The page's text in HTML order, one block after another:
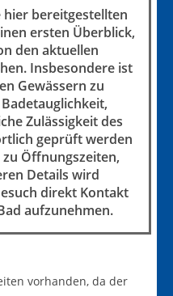
hier bereitgestellten
ersten Überblick,
den aktuellen
Insbesondere ist
Gewässern zu
Zulässigkeit des
geprüft werden
Öffnungszeiten,
Details wird
direkt Kontakt
aufzunehmen.
vorhanden, da der